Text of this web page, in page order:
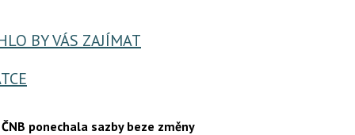
BY VÁS ZAJÍMAT
ČNB ponechala sazby beze změny